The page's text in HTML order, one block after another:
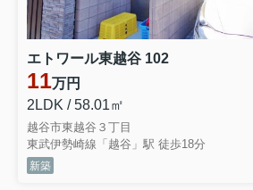
エトワール東越谷 102
11万円
2LDK / 58.01㎡
越谷市東越谷３丁目
東武伊勢崎線「越谷」駅 徒歩18分
新築